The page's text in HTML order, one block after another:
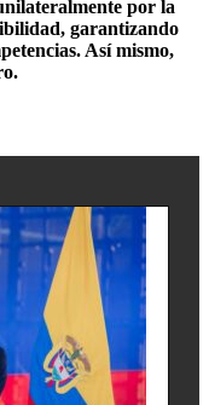
por la
garantizando
Así mismo,